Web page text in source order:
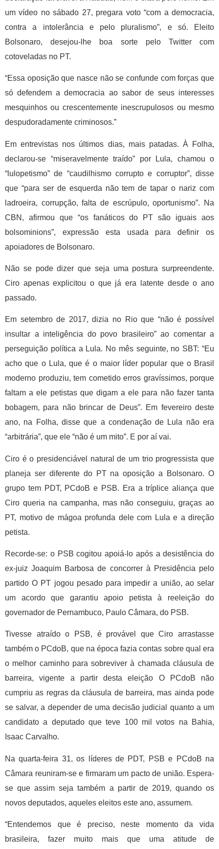
um vídeo no sábado 27, pregara voto “com a democracia,
contra a intolerância e pelo pluralismo”, e só. Eleito
Bolsonaro, desejou-lhe boa sorte pelo Twitter com
cotoveladas no PT.
“Essa oposição que nasce não se confunde com forças que
só defendem a democracia ao sabor de seus interesses
mesquinhos ou crescentemente inescrupulosos ou mesmo
despudoradamente criminosos.”
Em entrevistas nos últimos dias, mais patadas. À Folha,
declarou-se “miseravelmente traído” por Lula, chamou o
“lulopetismo” de “caudilhismo corrupto e corruptor”, disse
que “para ser de esquerda não tem de tapar o nariz com
ladroeira, corrupção, falta de escrúpulo, oportunismo”. Na
CBN, afirmou que “os fanáticos do PT são iguais aos
bolsominions”, expressão esta usada para definir os
apoiadores de Bolsonaro.
Não se pode dizer que seja uma postura surpreendente.
Ciro apenas explicitou o que já era latente desde o ano
passado.
Em setembro de 2017, dizia no Rio que “não é possível
insultar a inteligência do povo brasileiro” ao comentar a
perseguição política a Lula. No mês seguinte, no SBT: “Eu
acho que o Lula, que é o maior líder popular que o Brasil
moderno produziu, tem cometido erros gravíssimos, porque
faltam a ele petistas que digam a ele para não fazer tanta
bobagem, para não brincar de Deus”. Em fevereiro deste
ano, na Folha, disse que a condenação de Lula não era
“arbitrária”, que ele “não é um mito”. E por aí vai.
Ciro é o presidenciável natural de um trio progressista que
planeja ser diferente do PT na oposição a Bolsonaro. O
grupo tem PDT, PCdoB e PSB. Era a tríplice aliança que
Ciro queria na campanha, mas não conseguiu, graças ao
PT, motivo de mágoa profunda dele com Lula e a direção
petista.
Recorde-se: o PSB cogitou apoiá-lo após a desistência do
ex-juiz Joaquim Barbosa de concorrer à Presidência pelo
partido O PT jogou pesado para impedir a união, ao selar
um acordo que garantiu apoio petista à reeleição do
governador de Pernambuco, Paulo Câmara, do PSB.
Tivesse atraído o PSB, é provável que Ciro arrastasse
também o PCdoB, que na época fazia contas sobre qual era
o melhor caminho para sobreviver à chamada cláusula de
barreira, vigente a partir desta eleição O PCdoB não
cumpriu as regras da cláusula de barreira, mas ainda pode
se salvar, a depender de uma decisão judicial quanto a um
candidato a deputado que teve 100 mil votos na Bahia,
Isaac Carvalho.
Na quarta-feira 31, os líderes de PDT, PSB e PCdoB na
Câmara reuniram-se e firmaram um pacto de união. Espera-
se que assim seja também a partir de 2019, quando os
novos deputados, aqueles eleitos este ano, assumem.
“Entendemos que é preciso, neste momento da vida
brasileira, fazer muito mais que uma atitude de